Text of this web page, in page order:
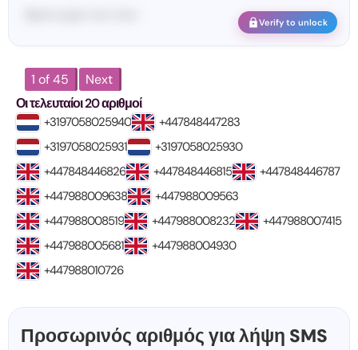
Verify to unlock
1 of 45
Next
Οι τελευταίοι 20 αριθμοί
+3197058025940
+447848447283
+3197058025931
+3197058025930
+447848446826
+447848446815
+447848446787
+447988009638
+447988009563
+447988008519
+447988008232
+447988007415
+447988005681
+447988004930
+447988010726
Προσωρινός αριθμός για λήψη SMS